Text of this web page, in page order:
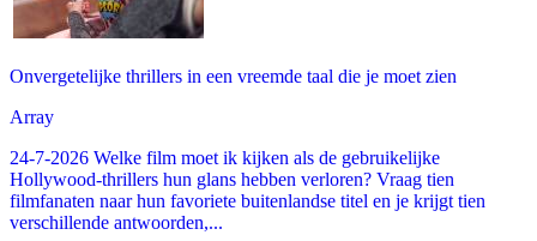
Onvergetelijke thrillers in een vreemde taal die je moet zien
Array
24-7-2026 Welke film moet ik kijken als de gebruikelijke
Hollywood-thrillers hun glans hebben verloren? Vraag tien
filmfanaten naar hun favoriete buitenlandse titel en je krijgt tien
verschillende antwoorden,...